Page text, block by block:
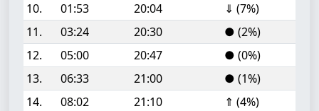
10.
01:53 20:04
⇓ (7%)
11.
03:24 20:30
● (2%)
12.
05:00 20:47
● (0%)
13.
06:33 21:00
● (1%)
14.
08:02 21:10
⇑ (4%)